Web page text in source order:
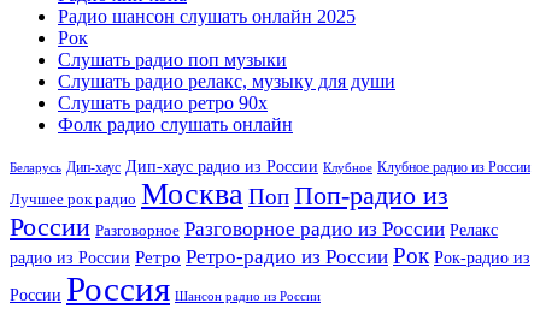
Радио шансон слушать онлайн 2025
Рок
Слушать радио поп музыки
Слушать радио релакс, музыку для души
Слушать радио ретро 90х
Фолк радио слушать онлайн
Беларусь Дип-хаус Дип-хаус радио из России Клубное Клубное радио из России
Лучшее рок радио МоскваПопПоп-радио из
России Разговорное Разговорное радио из России Релакс
радио из России Ретро Ретро-радио из России Рок Рок-радио из
России Россия Шансон радио из России